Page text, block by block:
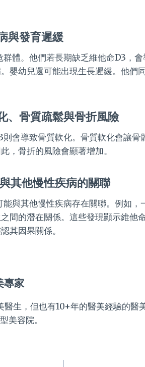
與發育遲緩
體。他們若長期缺乏維他命D3，
嬰幼兒還可能出現生長遲緩。他們
、骨質疏鬆與骨折風險
會導致骨質軟化。骨質軟化會讓
，骨折的風險會顯著增加。
其他慢性疾病的關聯
與其他慢性疾病存在關聯。例如
間的潛在關係。這些發現顯示維他
其因果關係。
家
生，但也有10+年的醫美經驗的醫
美容院。